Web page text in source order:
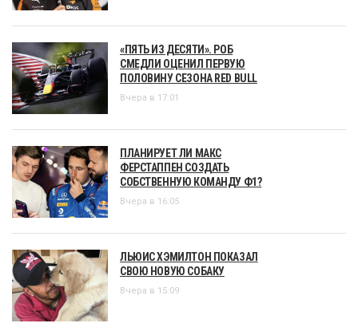
«ПЯТЬ ИЗ ДЕСЯТИ». РОБ
СМЕДЛИ ОЦЕНИЛ ПЕРВУЮ
ПОЛОВИНУ СЕЗОНА RED BULL
Вчера в 17:01
ПЛАНИРУЕТ ЛИ МАКС
ФЕРСТАППЕН СОЗДАТЬ
СОБСТВЕННУЮ КОМАНДУ Ф1?
Вчера в 16:05
ЛЬЮИС ХЭМИЛТОН ПОКАЗАЛ
СВОЮ НОВУЮ СОБАКУ
Вчера в 15:09